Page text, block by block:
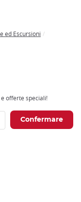
ed Escursioni
offerte speciali!